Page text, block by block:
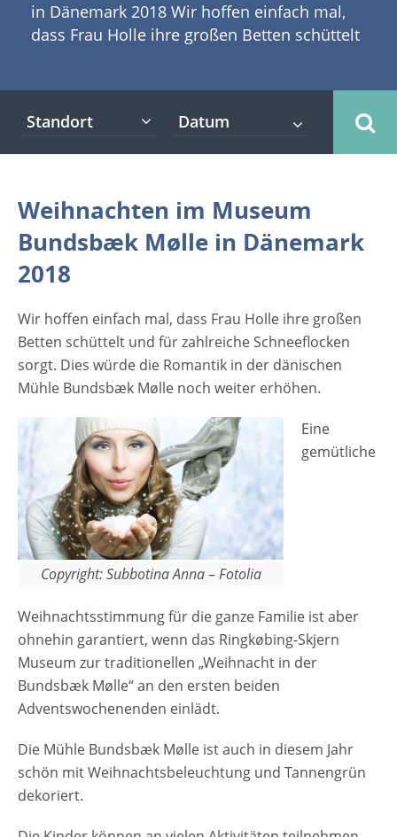
in Dänemark 2018 Wir hoffen einfach mal,
dass Frau Holle ihre großen Betten schüttelt
[caption id="attachment_1143"
align="alignleft" width="300"] Copyright:
gemütliche Weihnachtsstimmung für die
ganze Familie ist aber ohnehin garantiert,
wenn das Ringkøbing-Skjern Museum zur
traditionellen „Weihnacht in der Bundsbæk
Mølle“ an den ersten beiden
Adventswochenenden einlädt. Die Mühle
Bundsbæk Mølle ist auch in diesem Jahr
schön mit Weihnachtsbeleuchtung und
Tannengrün dekoriert. Die Kinder können an
Eltern die festlich geschmückten Stände mit
Kunsthandwerk und Weihnachtsdekoration
anschauen. Im alten Kaufmannsladen und
der Mühlenscheune gibt es Kostproben von
leckeren Weihnachtsdelikatessen und
anderen regionalen Leckereien.. [rule
type="basic"] Anzeige Termine und
Öffnungszeiten Weihnachten im Museum
Bundsbæk Mølle 2018 1.12. - 2.12.2018 und
8.12. - 9.12.2018 jeweils 10:00 - 17:00 Uhr
Veranstaltungsort Weihnachten im Museum
Bundsbæk Mølle Bundsbækvej 27 6900
Skjern Dänemark Anzeige
Standort
Weihnachten im Museum
Bundsbæk Mølle in Dänemark
2018
Wir hoffen einfach mal, dass Frau Holle ihre großen
Betten schüttelt und für zahlreiche Schneeflocken
sorgt. Dies würde die Romantik in der dänischen
Mühle Bundsbæk Mølle noch weiter erhöhen.
Copyright: Subbotina Anna – Fotolia
Eine
gemütliche
Weihnachtsstimmung für die ganze Familie ist aber
ohnehin garantiert, wenn das Ringkøbing-Skjern
Museum zur traditionellen „Weihnacht in der
Bundsbæk Mølle“ an den ersten beiden
Adventswochenenden einlädt.
Die Mühle Bundsbæk Mølle ist auch in diesem Jahr
schön mit Weihnachtsbeleuchtung und Tannengrün
dekoriert.